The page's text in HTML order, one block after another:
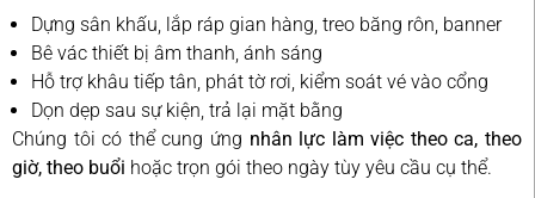
Dựng sân khấu, lắp ráp gian hàng, treo băng rôn, banner
Bê vác thiết bị âm thanh, ánh sáng
Hỗ trợ khâu tiếp tân, phát tờ rơi, kiểm soát vé vào cổng
Dọn dẹp sau sự kiện, trả lại mặt bằng
Chúng tôi có thể cung ứng nhân lực làm việc theo ca, theo
giờ, theo buổi hoặc trọn gói theo ngày tùy yêu cầu cụ thể.